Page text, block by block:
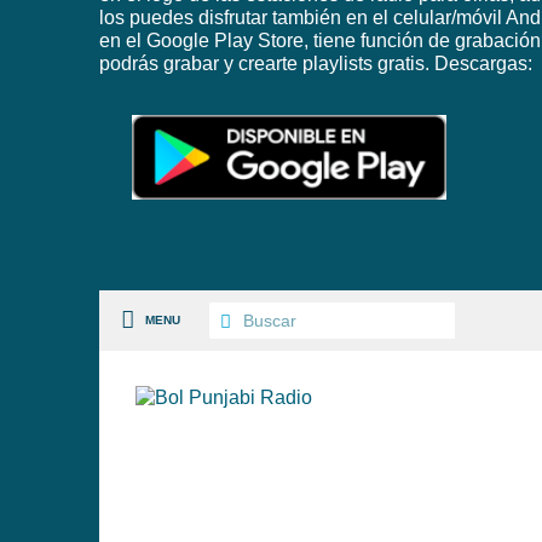
los puedes disfrutar también en el celular/móvil
en el Google Play Store, tiene función de
podrás grabar y crearte playlists gratis. Descargas:
MENU